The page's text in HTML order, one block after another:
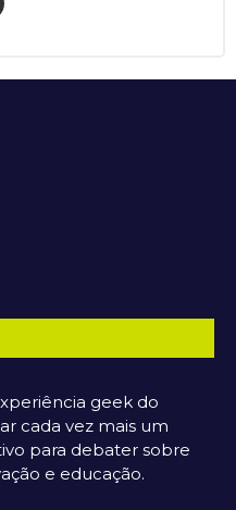
geek do
cada vez mais um
para debater sobre
e educação.